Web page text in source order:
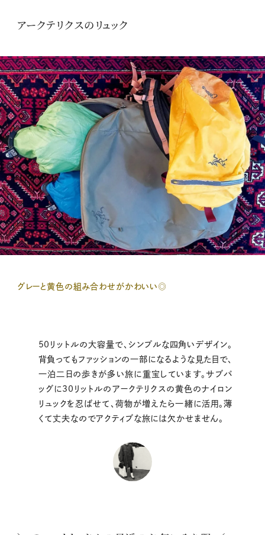
アークテリクスのリュック
グレーと黄色の組み合わせがかわいい◎
50リットルの大容量で、シンプルな四角いデザイン。
背負ってもファッションの一部になるような見た目で、
一泊二日の歩きが多い旅に重宝しています。サブバ
ッグに30リットルのアークテリクスの黄色のナイロン
リュックを忍ばせて、荷物が増えたら一緒に活用。薄
くて丈夫なのでアクティブな旅には欠かせません。